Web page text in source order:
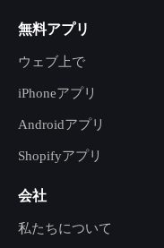
無料アプリ
ウェブ上で
iPhoneアプリ
Androidアプリ
Shopifyアプリ
会社
私たちについて